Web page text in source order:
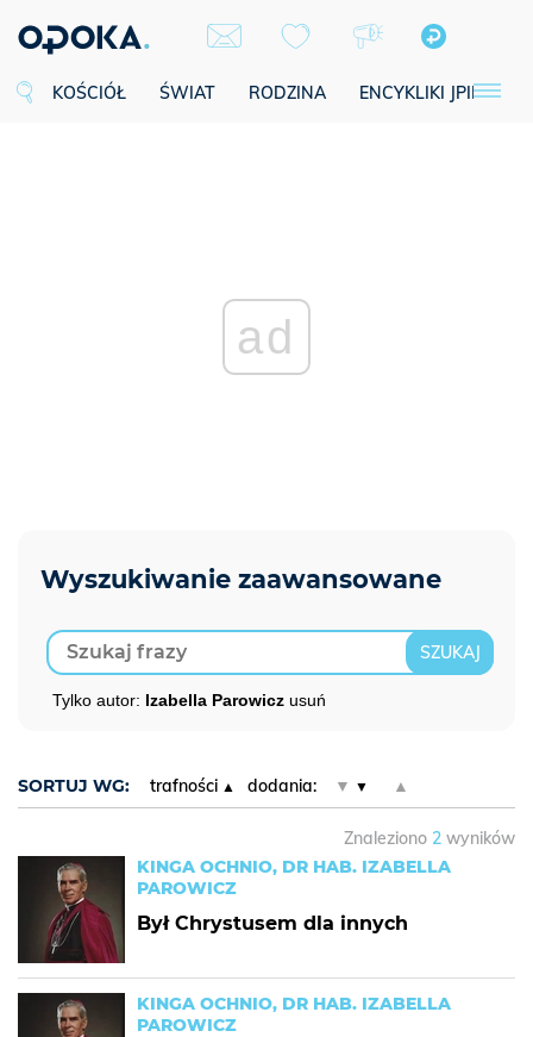
KOŚCIÓŁ ŚWIAT RODZINA ENCYKLIKI JPII
ad
Tylko autor: Izabella Parowicz usuń
SORTUJ WG: trafności dodania: ▼ ▲
Znaleziono 2 wyników
KINGA OCHNIO, DR HAB. IZABELLA
PAROWICZ
Był Chrystusem dla innych
KINGA OCHNIO, DR HAB. IZABELLA
PAROWICZ